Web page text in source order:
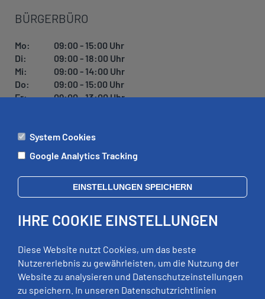
BÜRGERBÜRO
Mo:
09:00 - 15:00 Uhr
Di:
09:00 - 18:00 Uhr
Mi:
09:00 - 14:00 Uhr
Do:
09:00 - 15:00 Uhr
Fr:
09:00 - 13:00 Uhr
ÄMTER
Di:
09:00 - 12:00 Uhr, 13:00 - 18:00 Uhr
Mi:
geschlossen
Fr:
09:00 - 12:00 Uhr
RECHTLICHES
System Cookies
Google Analytics Tracking
EINSTELLUNGEN SPEICHERN
IHRE COOKIE EINSTELLUNGEN
Diese Website nutzt Cookies, um das beste
Nutzererlebnis zu gewährleisten, um die Nutzung der
Website zu analysieren und Datenschutzeinstellungen
zu speichern. In unseren Datenschutzrichtlinien